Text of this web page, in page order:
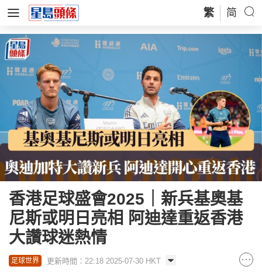
繁 简
香港足球盛會2025｜新兵基奧基
尼斯或明日亮相 阿迪達重返香港
大讚球迷熱情
足球世界 更新時間：22:18 2025-07-30 HKT